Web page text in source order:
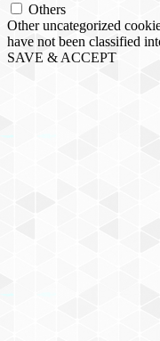
Others
Other uncategorized
have not been classified
SAVE & ACCEPT